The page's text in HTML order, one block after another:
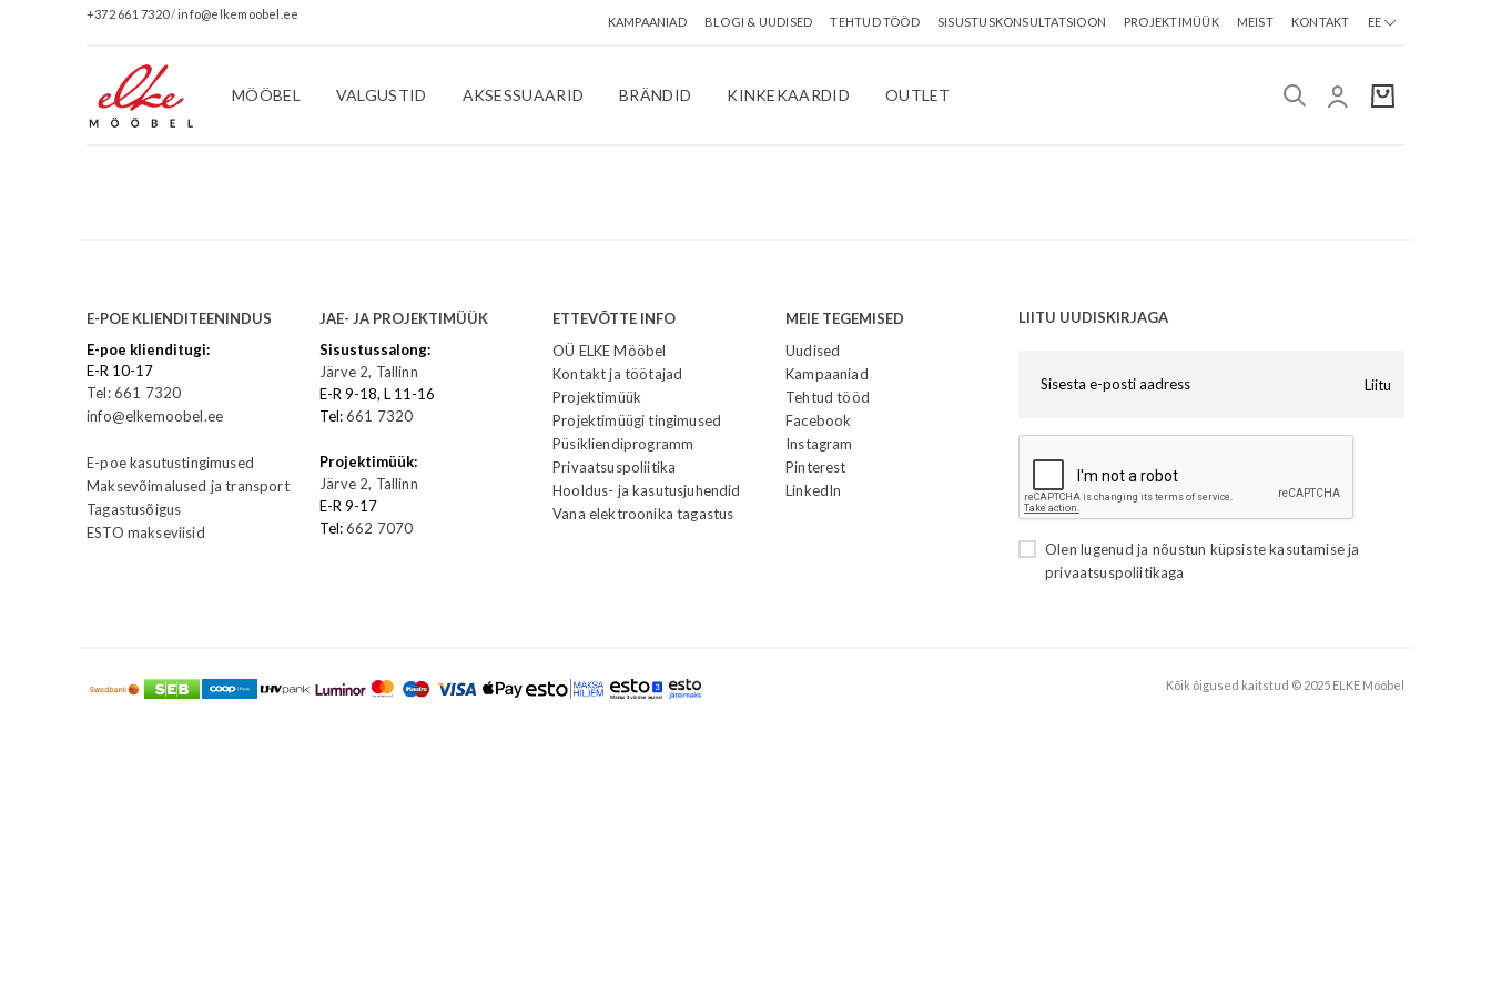
+372 661 7320/info@elkemoobel.ee
KAMPAANIAD BLOGI & UUDISED TEHTUD TÖÖD SISUSTUSKONSULTATSIOON PROJEKTIMÜÜK MEIST KONTAKT EE
MÖÖBEL VALGUSTID AKSESSUAARID BRÄNDID KINKEKAARDID OUTLET
E-POE KLIENDITEENINDUS
E-poe klienditugi:
E-R 10-17
Tel: 661 7320
info@elkemoobel.ee
E-poe kasutustingimused
Maksevõimalused ja transport
Tagastusõigus
ESTO makseviisid
JAE- JA PROJEKTIMÜÜK
Sisustussalong:
Järve 2, Tallinn
E-R 9-18, L 11-16
Tel:661 7320
Projektimüük:
Järve 2, Tallinn
E-R 9-17
Tel:662 7070
ETTEVÕTTE INFO
OÜ ELKE Mööbel
Kontakt ja töötajad
Projektimüük
Projektimüügi tingimused
Püsikliendiprogramm
Privaatsuspoliitika
Hooldus- ja kasutusjuhendid
Vana elektroonika tagastus
MEIE TEGEMISED
Uudised
Kampaaniad
Tehtud tööd
Facebook
Instagram
Pinterest
LinkedIn
LIITU UUDISKIRJAGA
Liitu
Olen lugenud ja nõustun küpsiste kasutamiseja
privaatsuspoliitikaga
Kõik õigused kaitstud © 2025 ELKE Mööbel